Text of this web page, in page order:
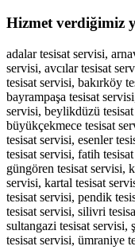
Hizmet verdiğimiz
adalar tesisat servisi,
servisi, avcılar tesisat
tesisat servisi, bakırköy
bayrampaşa tesisat
servisi, beylikdüzü
büyükçekmece tesisat
tesisat servisi, esenler
tesisat servisi, fatih
güngören tesisat servisi,
servisi, kartal tesisat
tesisat servisi, pendik
tesisat servisi, silivri
sultangazi tesisat servisi,
tesisat servisi, ümraniye